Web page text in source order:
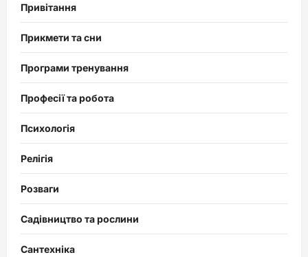
Привітання
Прикмети та сни
Програми тренування
Професії та робота
Психологія
Релігія
Розваги
Садівництво та рослини
Сантехніка